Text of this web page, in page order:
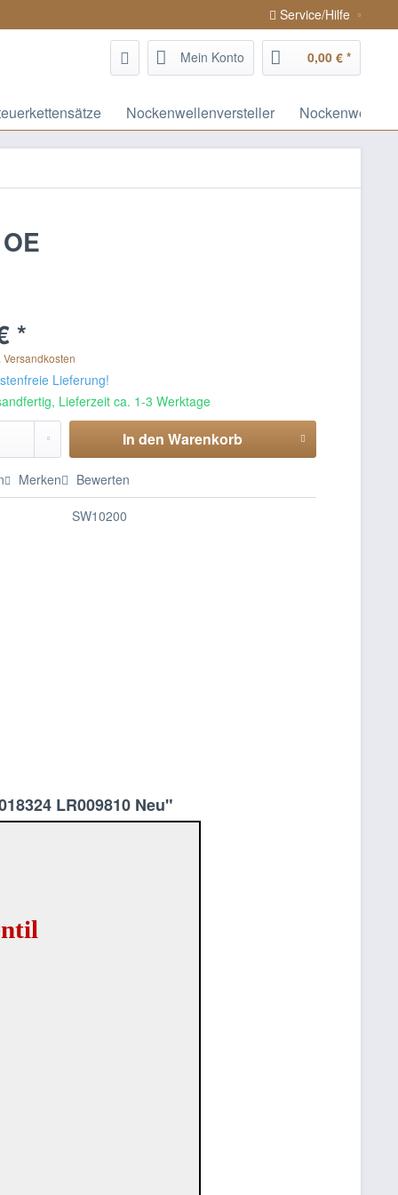
Service/Hilfe
Mein Konto 0,00 € *
Nockenwellenversteller Nockenwellen
*
Versandkosten
Lieferung!
Lieferzeit ca. 1-3 Werktage
In den Warenkorb
Merken Bewerten
SW10200
LR009810 Neu"